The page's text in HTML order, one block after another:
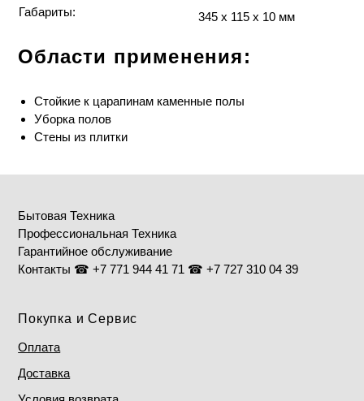
Габариты:
345 x 115 x 10 мм
Области применения:
Стойкие к царапинам каменные полы
Уборка полов
Стены из плитки
Бытовая Техника
Профессиональная Техника
Гарантийное обслуживание
Контакты ☎ +7 771 944 41 71 ☎ +7 727 310 04 39
Покупка и Сервис
Оплата
Доставка